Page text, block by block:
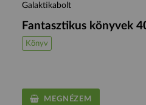
Galaktikabolt
Fantasztikus könyvek
Könyv
MEGNÉZEM